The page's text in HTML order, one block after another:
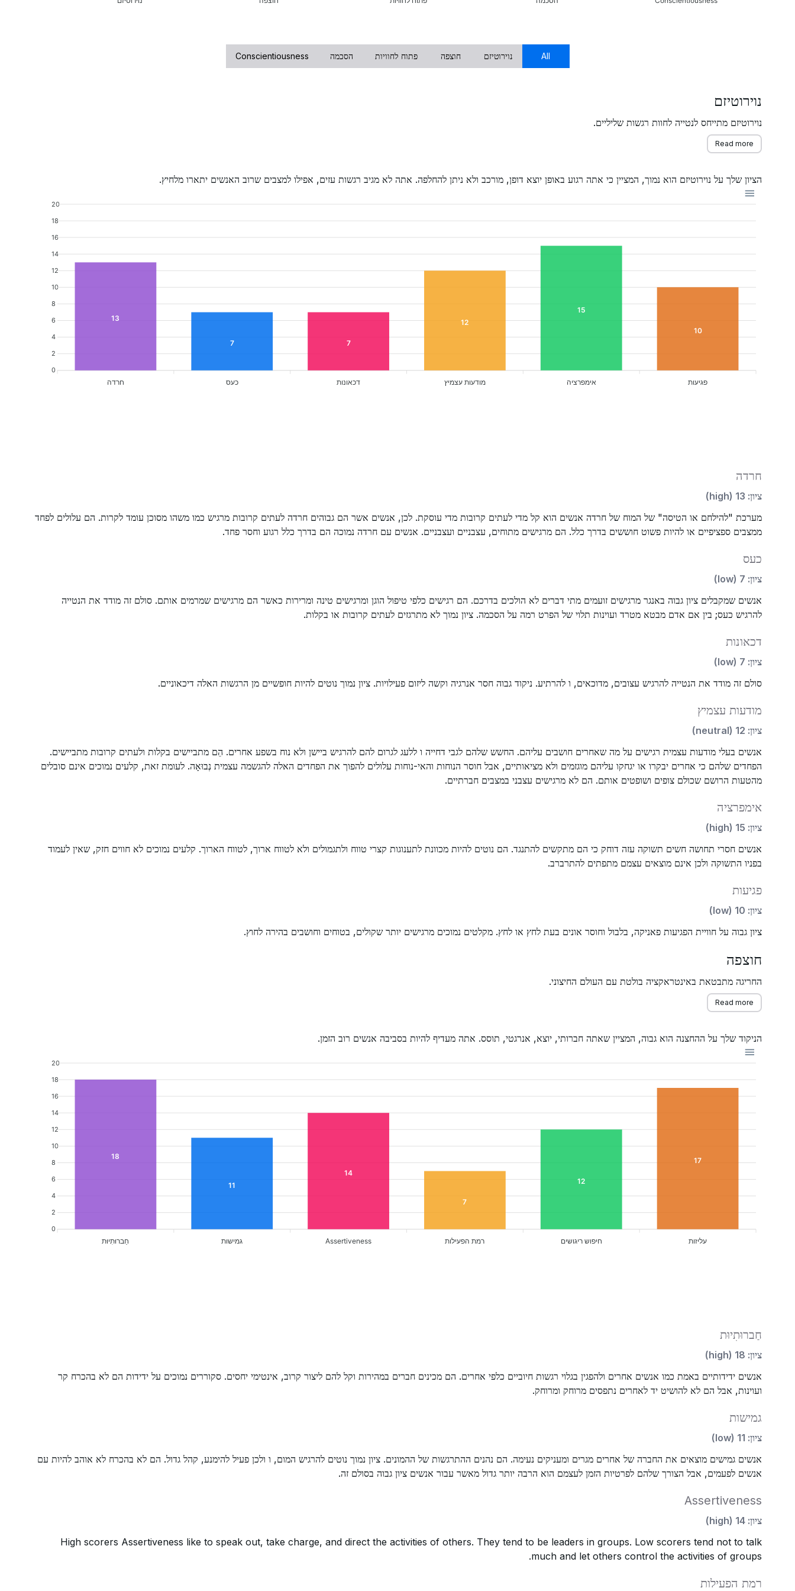
All נוירוטיזם חוצפה פתוח לחוויות הסכמה Conscientiousness
נוירוטיזם
נוירוטיזם מתייחס לנטייה לחוות רגשות שליליים.
Read more
הציון שלך על נוירוטיזם הוא נמוך, המציין כי אתה רגוע באופן יוצא דופן, מורכב ולא ניתן להחלפה. אתה לא מגיב רגשות עזים, אפילו למצבים שרוב האנשים יתארו מלחיץ.
20
18
16
14
12
10
8
6
4
2
0
13
7 7
12
15
10
חרדה כעס דכאונות מודעות עצמיץ אימפרציה פגיעות
חרדה
ציון:
13
(
high
)
מערכת "להילחם או הטיסה" של המוח של חרדה אנשים הוא קל מדי לעתים קרובות מדי עוסקת. לכן, אנשים אשר הם גבוהים חרדה לעתים קרובות מרגיש כמו משהו מסוכן עומד לקרות. הם עלולים לפחד
ממצבים ספציפיים או להיות פשוט חוששים בדרך כלל. הם מרגישים מתוחים, עצבניים ועצבניים. אנשים עם חרדה נמוכה הם בדרך כלל רגוע וחסר פחד.
כעס
ציון:
7
(
low
)
אנשים שמקבלים ציון גבוה באנגר מרגישים זועמים מתי דברים לא הולכים בדרכם. הם רגישים כלפי טיפול הוגן ומרגישים טינה ומרירות כאשר הם מרגישים שמרמים אותם. סולם זה מודד את הנטייה
להרגיש כעס; בין אם אדם מבטא מטרד ועוינות תלוי של הפרט רמה על הסכמה. ציון נמוך לא מתרגזים לעתים קרובות או בקלות.
דכאונות
ציון:
7
(
low
)
סולם זה מודד את הנטייה להרגיש עצובים, מדוכאים, ו להרתיע. ניקוד גבוה חסר אנרגיה וקשה ליזום פעילויות. ציון נמוך נוטים להיות חופשיים מן הרגשות האלה דיכאוניים.
מודעות עצמיץ
ציון:
12
(
neutral
)
אנשים בעלי מודעות עצמית רגישים על מה שאחרים חושבים עליהם. החשש שלהם לגבי דחייה ו ללעג לגרום להם להרגיש ביישן ולא נוח בשפע אחרים. הֵם מתביישים בקלות ולעתים קרובות מתביישים.
הפחדים שלהם כי אחרים יבקרו או יגחקו עליהם מוגזמים ולא מציאותיים, אבל חוסר הנוחות והאי-נוחות עלולים להפוך את הפחדים האלה להגשמה עצמית נְבוּאָה. לעומת זאת, קלעים נמוכים אינם סובלים
מהטעות הרושם שכולם צופים ושופטים אותם. הם לא מרגישים עצבני במצבים חברתיים.
אימפרציה
ציון:
15
(
high
)
אנשים חסרי תחושה חשים תשוקה עזה דוחק כי הם מתקשים להתנגד. הם נוטים להיות מכוונת לתענוגות קצרי טווח ולתגמולים ולא לטווח ארוך, לטווח הארוך. קלעים נמוכים לא חווים חזק, שאין לעמוד
בפניו התשוקה ולכן אינם מוצאים עצמם מתפתים להתרברב.
פגיעות
ציון:
10
(
low
)
ציון גבוה על חוויית הפגיעות פאניקה, בלבול וחוסר אונים בעת לחץ או לחץ. מקלטים נמוכים מרגישים יותר שקולים, בטוחים וחושבים בהירה לחוץ.
חוצפה
החריגה מתבטאת באינטראקציה בולטת עם העולם החיצוני.
Read more
הניקוד שלך על ההחצנה הוא גבוה, המציין שאתה חברותי, יוצא, אנרגטי, תוסס. אתה מעדיף להיות בסביבה אנשים רוב הזמן.
20
18
16
14
12
10
8
6
4
2
0
18
11
14
7
12
17
חַברוּתִיוּת גמישות Assertiveness רמת הפעילות חיפוש ריגושים עליזות
חַברוּתִיוּת
ציון:
18
(
high
)
אנשים ידידותיים באמת כמו אנשים אחרים ולהפגין בגלוי רגשות חיוביים כלפי אחרים. הם מכינים חברים במהירות וקל להם ליצור קרוב, אינטימי יחסים. סקוררים נמוכים על ידידות הם לא בהכרח קר
ועוינות, אבל הם לא להושיט יד לאחרים נתפסים מרוחק ומרוחק.
גמישות
ציון:
11
(
low
)
אנשים גמישים מוצאים את החברה של אחרים מגרים ומעניקים נעימה. הם נהנים ההתרגשות של ההמונים. ציון נמוך נוטים להרגיש המום, ו ולכן פעיל להימנע, קהל גדול. הם לא בהכרח לא אוהב להיות עם
אנשים לפעמים, אבל הצורך שלהם לפרטיות הזמן לעצמם הוא הרבה יותר גדול מאשר עבור אנשים ציון גבוה בסולם זה.
Assertiveness
ציון:
14
(
high
)
High scorers Assertiveness like to speak out, take charge, and direct the activities of others. They tend to be leaders in groups. Low scorers tend not to talk
much and let others control the activities of groups.
רמת הפעילות